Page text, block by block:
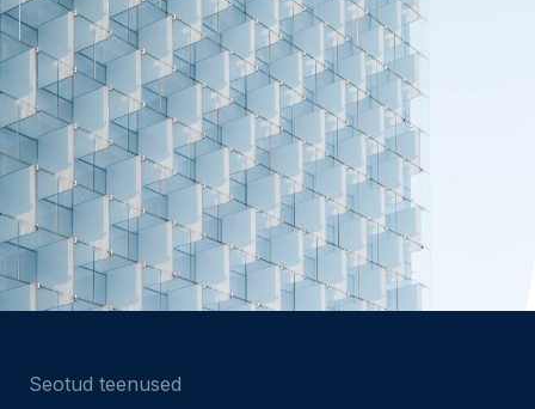
Seotud teenused